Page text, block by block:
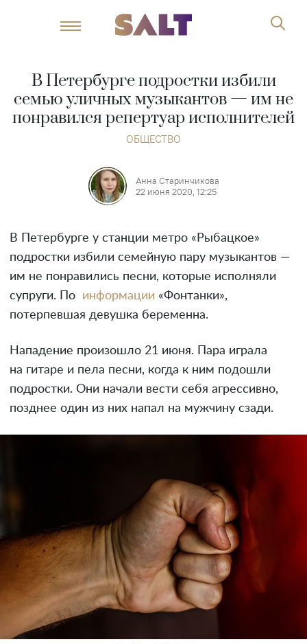
В Петербурге подростки избили
семью уличных музыкантов — им не
понравился репертуар исполнителей
ОБЩЕСТВО
Анна Старинчикова
22 июня 2020, 12:25
В Петербурге у станции метро «Рыбацкое»
подростки избили семейную пару музыкантов —
им не понравились песни, которые исполняли
супруги. По
информации «Фонтанки»,
потерпевшая девушка беременна.
Нападение произошло 21 июня. Пара играла
на гитаре и пела песни, когда к ним подошли
подростки. Они начали вести себя агрессивно,
позднее один из них напал на мужчину сзади.